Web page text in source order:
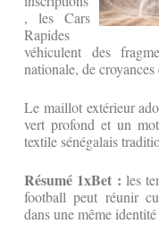
, les Cars
Rapides
véhiculent des
nationale, de
Le maillot extérieur
vert profond et un
textile sénégalais
Résumé 1xBet : les
football peut réunir
dans une même